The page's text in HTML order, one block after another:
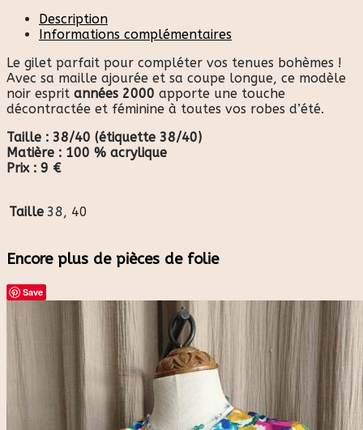
Description
Informations complémentaires
Le gilet parfait pour compléter vos tenues bohèmes !
Avec sa maille ajourée et sa coupe longue, ce modèle
noir esprit années 2000 apporte une touche
décontractée et féminine à toutes vos robes d’été.
Taille : 38/40 (étiquette 38/40)
Matière : 100 % acrylique
Prix : 9 €
Taille 38, 40
Encore plus de pièces de folie
Save